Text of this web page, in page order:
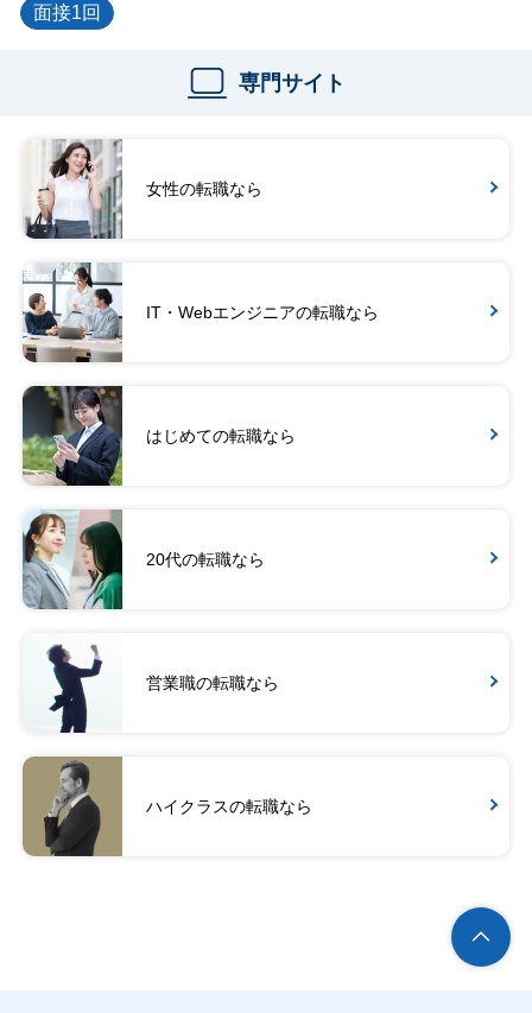
面接1回
専門サイト
女性の転職なら
IT・Webエンジニアの転職なら
はじめての転職なら
20代の転職なら
営業職の転職なら
ハイクラスの転職なら